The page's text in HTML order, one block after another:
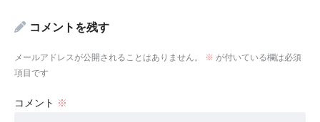
コメントを残す
メールアドレスが公開されることはありません。 ※ が付いている欄は必須
項目です
コメント ※